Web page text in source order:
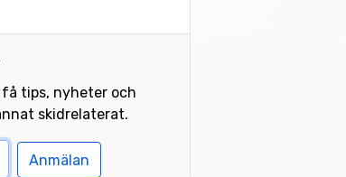
tips, nyheter och
skidrelaterat.
Anmälan